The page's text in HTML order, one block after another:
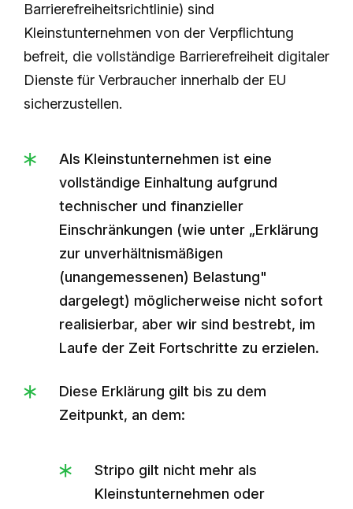
Barrierefreiheitsrichtlinie) sind
Kleinstunternehmen von der Verpflichtung
befreit, die vollständige Barrierefreiheit digitaler
Dienste für Verbraucher innerhalb der EU
sicherzustellen.
Als Kleinstunternehmen ist eine
vollständige Einhaltung aufgrund
technischer und finanzieller
Einschränkungen (wie unter „Erklärung
zur unverhältnismäßigen
(unangemessenen) Belastung"
dargelegt) möglicherweise nicht sofort
realisierbar, aber wir sind bestrebt, im
Laufe der Zeit Fortschritte zu erzielen.
Diese Erklärung gilt bis zu dem
Zeitpunkt, an dem:
Stripo gilt nicht mehr als
Kleinstunternehmen oder